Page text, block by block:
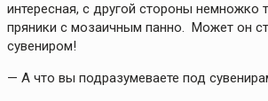
интересная, с другой стороны немножко
пряники с мозаичным панно. Может он
сувениром!
— А что вы подразумеваете под